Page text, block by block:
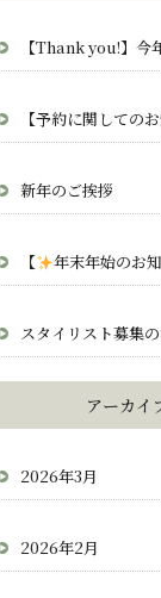
【予約に関してのお
新年のご挨拶
【 年末年始のお
アーカイ
2026年3月
2026年2月